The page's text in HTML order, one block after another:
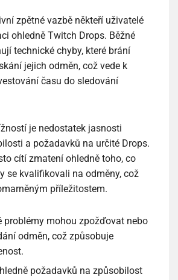
zpětné vazbě někteří uživatelé
ohledně Twitch Drops. Běžné
technické chyby, které brání
jejich odměn, což vede k
času do sledování
je nedostatek jasnosti
a požadavků na určité Drops.
cítí zmatení ohledně toho, co
se kvalifikovali na odměny, což
příležitostem.
problémy mohou zpožďovat nebo
odměn, což způsobuje
požadavků na způsobilost